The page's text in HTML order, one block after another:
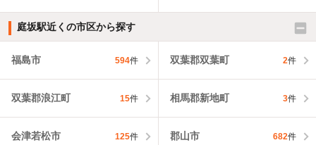
庭坂駅近くの市区から探す
福島市 594件 双葉郡双葉町 2件
双葉郡浪江町 15件 相馬郡新地町 3件
会津若松市 125件 郡山市 682件